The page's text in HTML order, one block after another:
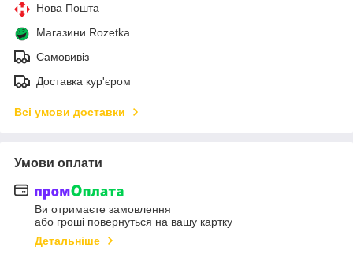
Нова Пошта
Магазини Rozetka
Самовивіз
Доставка кур'єром
Всі умови доставки
Умови оплати
Ви отримаєте замовлення
або гроші повернуться на вашу картку
Детальніше